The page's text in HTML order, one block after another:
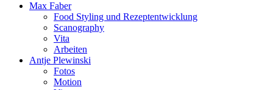
Max Faber
Food Styling und Rezeptentwicklung
Scanography
Vita
Arbeiten
Antje Plewinski
Fotos
Motion